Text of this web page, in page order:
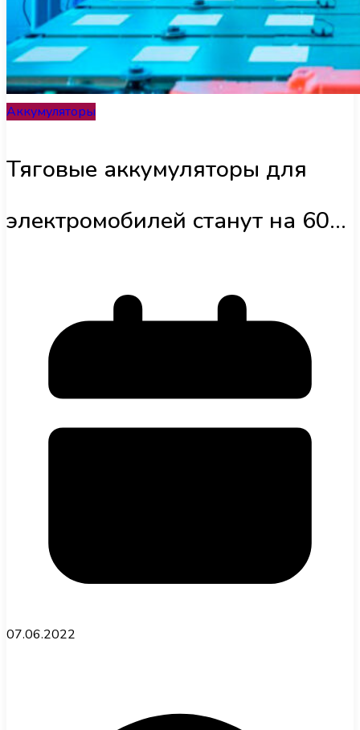
Інфраструктура
Обзоры
Аккумуляторы
Тяговые аккумуляторы для
электромобилей станут на 60%
07.06.2022